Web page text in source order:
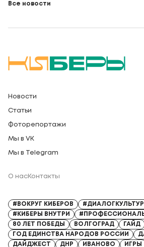
Все новости
Новости
Статьи
Фоторепортажи
Мы в VK
Мы в Telegram
О насКонтакты
#ВОКРУГ КИБЕРОВ
#КИБЕРЫ ВНУТРИ
80 ЛЕТ ПОБЕДЫ
ВОЛГОГРАД
ГАЙД
ГОД ЕДИНСТВА НАРОДОВ РОССИИ
ДАЙДЖЕСТ
ДНР ИВАНОВО ИГРЫ